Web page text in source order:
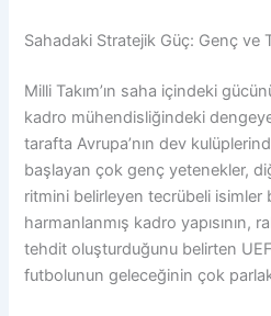
Sahadaki Stratejik Güç: Genç ve
Milli Takım’ın saha içindeki
kadro mühendisliğindeki
tarafta Avrupa’nın dev
başlayan çok genç yetenekler,
ritmini belirleyen tecrübeli isimler
harmanlanmış kadro yapısının,
tehdit oluşturduğunu belirten
futbolunun geleceğinin çok